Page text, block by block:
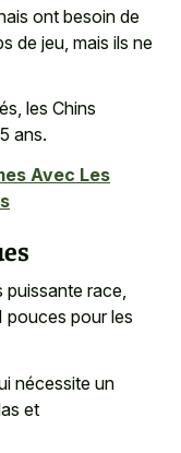
ont besoin de
de jeu, mais ils ne
les Chins
ans.
Avec Les
puissante race,
pouces pour les
nécessite un
et